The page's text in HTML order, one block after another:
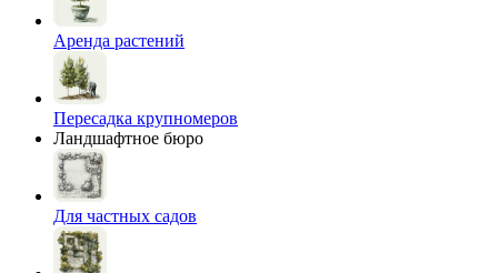
Аренда растений
Пересадка крупномеров
Ландшафтное бюро
Для частных садов